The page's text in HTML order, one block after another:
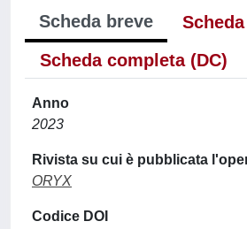
Scheda breve
Scheda completa (DC)
Anno
2023
Rivista su cui è pubblicata
ORYX
Codice DOI